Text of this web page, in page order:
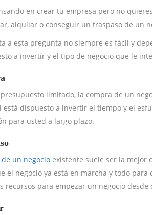
en crear tu empresa pero no
alquilar o conseguir un traspaso de un
a esta pregunta no siempre es fácil y
a invertir y el tipo de negocio que le
limitado, la compra de un
está dispuesto a invertir el tiempo y el
para usted a largo plazo.
un negocio existente suele ser la mejor
el negocio ya está en marcha y todo
recursos para empezar un negocio desde